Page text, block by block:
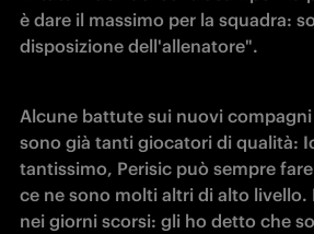
è dare il massimo per la squadra:
disposizione dell'allenatore".
Alcune battute sui nuovi
sono già tanti giocatori di qualità:
tantissimo, Perisic può sempre
ce ne sono molti altri di alto livello.
nei giorni scorsi: gli ho detto che